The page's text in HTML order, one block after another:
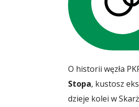
O historii węzła
Stopa, kustosz
dzieje kolei w